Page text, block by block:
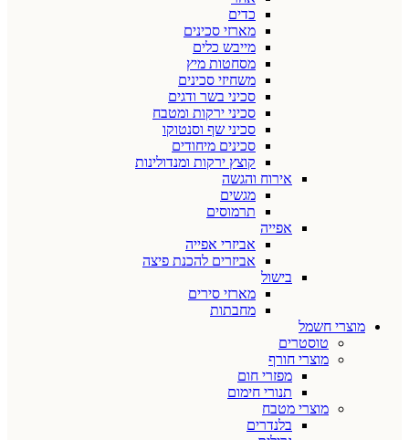
כדים
מארזי סכינים
מייבש כלים
מסחטות מיץ
משחיזי סכינים
סכיני בשר ודגים
סכיני ירקות ומטבח
סכיני שף וסנטוקו
סכינים מיחודים
קוצץ ירקות ומנדולינות
אירוח והגשה
מגשים
תרמוסים
אפייה
אביזרי אפייה
אביזרים להכנת פיצה
בישול
מארזי סירים
מחבתות
מוצרי חשמל
טוסטרים
מוצרי חורף
מפזרי חום
תנורי חימום
מוצרי מטבח
בלנדרים